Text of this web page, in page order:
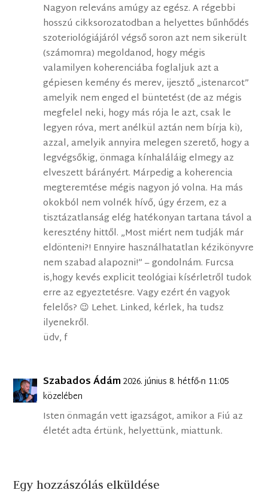
Nagyon releváns amúgy az egész. A régebbi
hosszú cikksorozatodban a helyettes bűnhődés
szoteriológiájáról végső soron azt nem sikerült
(számomra) megoldanod, hogy mégis
valamilyen koherenciába foglaljuk azt a
gépiesen kemény és merev, ijesztő „istenarcot”
amelyik nem enged el büntetést (de az mégis
megfelel neki, hogy más rója le azt, csak le
legyen róva, mert anélkül aztán nem bírja ki),
azzal, amelyik annyira melegen szerető, hogy a
legvégsőkig, önmaga kínhaláláig elmegy az
elveszett bárányért. Márpedig a koherencia
megteremtése mégis nagyon jó volna. Ha más
okokból nem volnék hívő, úgy érzem, ez a
tisztázatlanság elég hatékonyan tartana távol a
keresztény hittől. „Most miért nem tudják már
eldönteni?! Ennyire használhatatlan kézikönyvre
nem szabad alapozni!” – gondolnám. Furcsa
is,hogy kevés explicit teológiai kísérletről tudok
erre az egyeztetésre. Vagy ezért én vagyok
felelős? 😉 Lehet. Linked, kérlek, ha tudsz
ilyenekről.
üdv, f
Szabados Ádám2026. június 8. hétfő-n 11:05
közelében
Isten önmagán vett igazságot, amikor a Fiú az
életét adta értünk, helyettünk, miattunk.
Egy hozzászólás elküldése